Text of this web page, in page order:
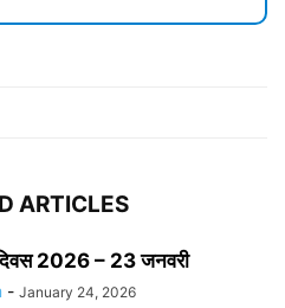
ARTICLES
2026 – 23 जनवरी
- January 24, 2026